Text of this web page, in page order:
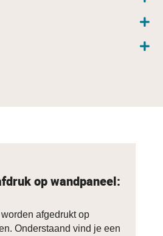
op wandpaneel:
afgedrukt op
Onderstaand vind je een